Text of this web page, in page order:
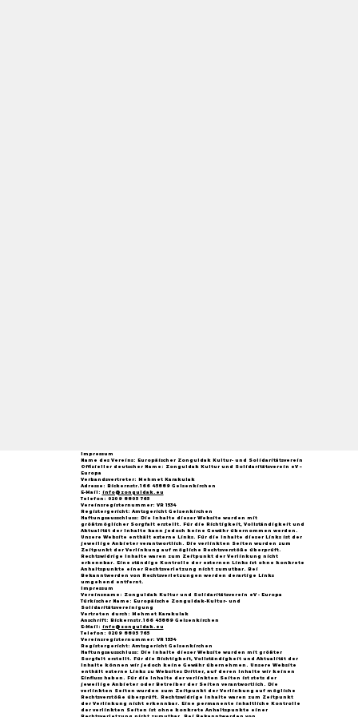
Impressum
Name des Vereins: Europäischer Zonguldak Kultur- und Solidaritätsverein
Offizieller deutscher Name: Zonguldak Kultur und Solidaritätsverein eV –
Europa
Verbandsvertreter: Mehmet Karakulak
Adresse: Bickernstr.166 45889 Gelsenkirchen
E-Mail: info@zonguldak.eu
Telefon: 0209 8805 765
Vereinsregisternummer: VR 1534
Registergericht: Amtsgericht Gelsenkirchen
Haftungsausschluss: Die Inhalte dieser Website wurden mit
größtmöglicher Sorgfalt erstellt. Für die Richtigkeit, Vollständigkeit und
Aktualität der Inhalte kann jedoch keine Gewähr übernommen werden.
Unsere Website enthält externe Links. Für die Inhalte dieser Links ist der
jeweilige Anbieter verantwortlich. Die verlinkten Seiten wurden zum
Zeitpunkt der Verlinkung auf mögliche Rechtsverstöße überprüft.
Rechtswidrige Inhalte waren zum Zeitpunkt der Verlinkung nicht
erkennbar. Eine ständige Kontrolle der externen Links ist ohne konkrete
Anhaltspunkte einer Rechtsverletzung nicht zumutbar. Bei
Bekanntwerden von Rechtsverletzungen werden derartige Links
umgehend entfernt.
Impressum
Vereinsname: Zonguldak Kultur und Solidaritätsverein eV - Europa
Türkischer Name: Europäische Zonguldak-Kultur- und
Solidaritätsvereinigung
Vertreten durch: Mehmet Karakulak
Anschrift: Bickernstr.166 45889 Gelsenkirchen
E-Mail: info@zonguldak.eu
Telefon: 0209 8805 765
Vereinsregisternummer: VR 1534
Registergericht: Amtsgericht Gelsenkirchen
Haftungsausschluss: Die Inhalte dieser Website wurden mit größter
Sorgfalt erstellt. Für die Richtigkeit, Vollständigkeit und Aktualität der
Inhalte können wir jedoch keine Gewähr übernehmen. Unsere Website
enthält externe Links zu Websites Dritter, auf deren Inhalte wir keinen
Einfluss haben. Für die Inhalte der verlinkten Seiten ist stets der
jeweilige Anbieter oder Betreiber der Seiten verantwortlich. Die
verlinkten Seiten wurden zum Zeitpunkt der Verlinkung auf mögliche
Rechtsverstöße überprüft. Rechtswidrige Inhalte waren zum Zeitpunkt
der Verlinkung nicht erkennbar. Eine permanente inhaltliche Kontrolle
der verlinkten Seiten ist ohne konkrete Anhaltspunkte einer